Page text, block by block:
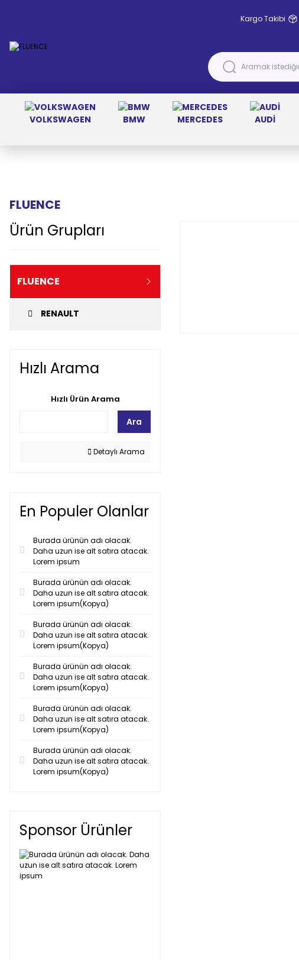
Kargo Takibi
VOLKSWAGEN BMW MERCEDES AUDİ
FLUENCE
Ürün Grupları
FLUENCE
RENAULT
Hızlı Arama
Hızlı Ürün Arama
Ara
Detaylı Arama
En Populer Olanlar
Burada ürünün adı olacak.
Daha uzun ise alt satıra atacak.
Lorem ipsum
Burada ürünün adı olacak.
Daha uzun ise alt satıra atacak.
Lorem ipsum(Kopya)
Burada ürünün adı olacak.
Daha uzun ise alt satıra atacak.
Lorem ipsum(Kopya)
Burada ürünün adı olacak.
Daha uzun ise alt satıra atacak.
Lorem ipsum(Kopya)
Burada ürünün adı olacak.
Daha uzun ise alt satıra atacak.
Lorem ipsum(Kopya)
Burada ürünün adı olacak.
Daha uzun ise alt satıra atacak.
Lorem ipsum(Kopya)
Sponsor Ürünler